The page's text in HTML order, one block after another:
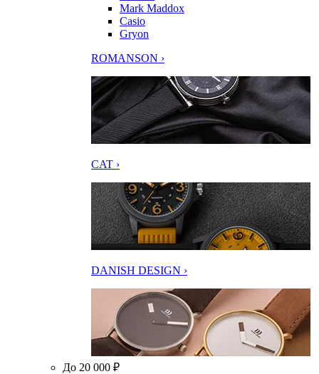
Mark Maddox
Casio
Gryon
ROMANSON ›
CAT ›
DANISH DESIGN ›
До 20 000 ₽